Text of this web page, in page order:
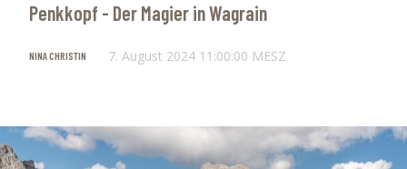
Penkkopf - Der Magier in Wagrain
NINA CHRISTIN 7. August 2024 11:00:00 MESZ